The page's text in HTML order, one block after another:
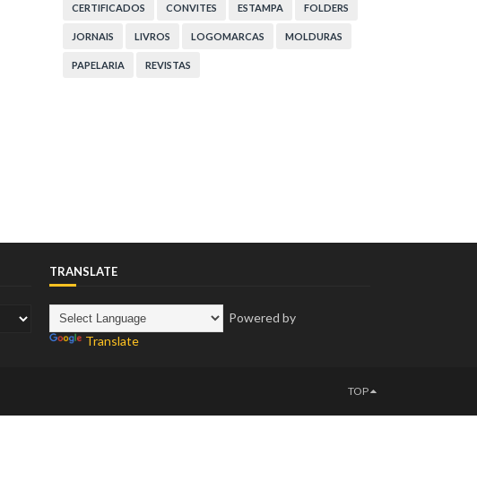
CERTIFICADOS CONVITES ESTAMPA FOLDERS
JORNAIS LIVROS LOGOMARCAS MOLDURAS
PAPELARIA REVISTAS
TRANSLATE
Powered by
Translate
TOP